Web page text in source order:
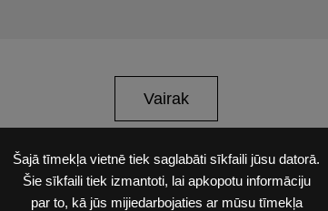
Šajā tīmekļa vietnē tiek saglabāti sīkfaili jūsu datorā.
Šie sīkfaili tiek izmantoti, lai apkopotu informāciju
par to, kā jūs mijiedarbojaties ar mūsu tīmekļa
Vairak